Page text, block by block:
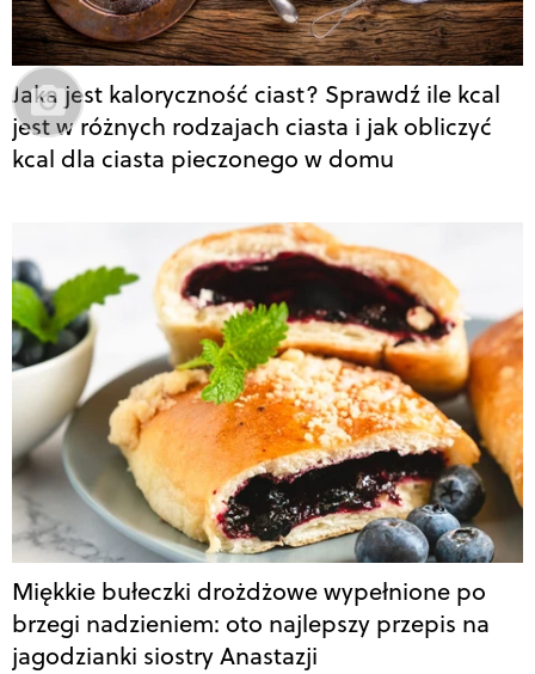
Jaka jest kaloryczność ciast? Sprawdź ile kcal
jest w różnych rodzajach ciasta i jak obliczyć
kcal dla ciasta pieczonego w domu
Miękkie bułeczki drożdżowe wypełnione po
brzegi nadzieniem: oto najlepszy przepis na
jagodzianki siostry Anastazji